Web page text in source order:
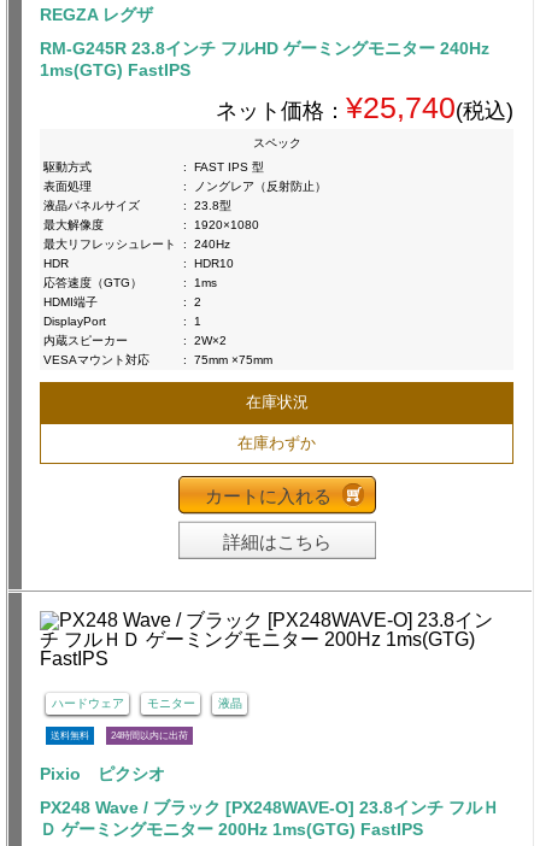
REGZA レグザ
RM-G245R 23.8インチ フルHD ゲーミングモニター 240Hz
1ms(GTG) FastIPS
ネット価格： ¥25,740(税込)
スペック
駆動方式
:
FAST IPS 型
表面処理
:
ノングレア（反射防止）
液晶パネルサイズ
:
23.8型
最大解像度
:
1920×1080
最大リフレッシュレート
:
240Hz
HDR
:
HDR10
応答速度（GTG）
:
1ms
HDMI端子
:
2
DisplayPort
:
1
内蔵スピーカー
:
2W×2
VESAマウント対応
: 75mm ×75mm
在庫状況
在庫わずか
カートに入れる
詳細はこちら
ハードウェア モニター 液晶
送料無料 24時間以内に出荷
Pixio ピクシオ
PX248 Wave / ブラック [PX248WAVE-O] 23.8インチ フルＨ
Ｄ ゲーミングモニター 200Hz 1ms(GTG) FastIPS